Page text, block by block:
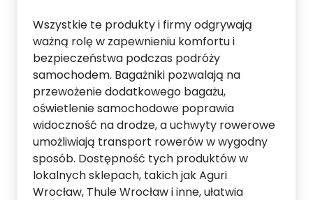
Wszystkie te produkty i firmy odgrywają
ważną rolę w zapewnieniu komfortu i
bezpieczeństwa podczas podróży
samochodem. Bagażniki pozwalają na
przewożenie dodatkowego bagażu,
oświetlenie samochodowe poprawia
widoczność na drodze, a uchwyty rowerowe
umożliwiają transport rowerów w wygodny
sposób. Dostępność tych produktów w
lokalnych sklepach, takich jak Aguri
Wrocław, Thule Wrocław i inne, ułatwia